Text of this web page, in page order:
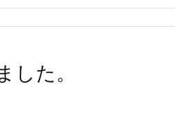
た。